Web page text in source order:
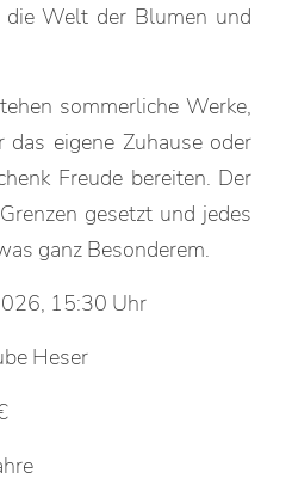
Welt der Blumen und
sommerliche Werke,
eigene Zuhause oder
Freude bereiten. Der
gesetzt und jedes
ganz Besonderem.
15:30 Uhr
Heser